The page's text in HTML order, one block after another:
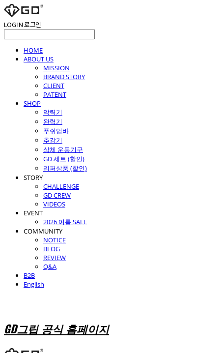
LOG IN로그인
HOME
ABOUT US
MISSION
BRAND STORY
CLIENT
PATENT
SHOP
악력기
완력기
푸쉬업바
추감기
상체 운동기구
GD 세트 (할인)
리퍼상품 (할인)
STORY
CHALLENGE
GD CREW
VIDEOS
EVENT
2026 여름 SALE
COMMUNITY
NOTICE
BLOG
REVIEW
Q&A
B2B
English
GD그립 공식 홈페이지